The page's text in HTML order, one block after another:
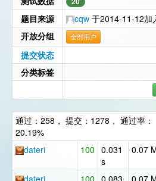
题目来源 cqw 于2014-11-12加
开放分组
全部用户
提交状态
分类标签
通过：258， 提交：1278， 通过率：
20.19%
dateri
100 0.031
s
0.07
dateri 100 0.083
0.07